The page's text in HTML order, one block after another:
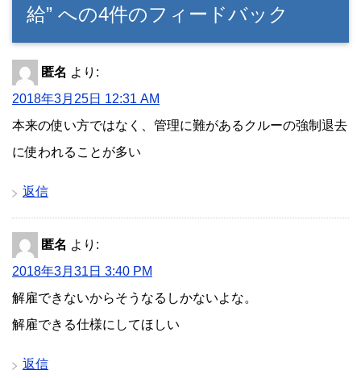
給” への4件のフィードバック
匿名 より:
2018年3月25日 12:31 AM
本来の使い方ではなく、管理に難があるクルーの強制退去
に使われることが多い
返信
匿名 より:
2018年3月31日 3:40 PM
解雇できないからそうなるしかないよな。
解雇できる仕様にしてほしい
返信